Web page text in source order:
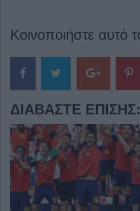
Κοινοποιήστε αυτό
ΔΙΑΒΆΣΤΕ ΕΠΊΣΗΣ: